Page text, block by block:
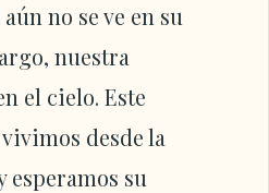
no se ve en su
nuestra
el cielo. Este
desde la
esperamos su